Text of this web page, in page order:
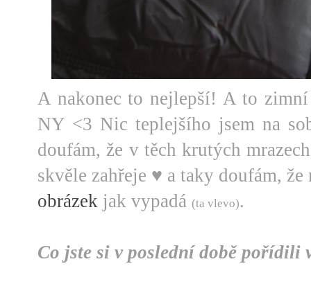
A nakonec to nejlepší! A to
NY <3 Nic teplejšího jsem na
doufám, že v těch krutých
skvěle zahřeje ♥ a taky doufám,
obrázek jak vypadá (ta vlevo).
Co jste si v poslední době pořídili